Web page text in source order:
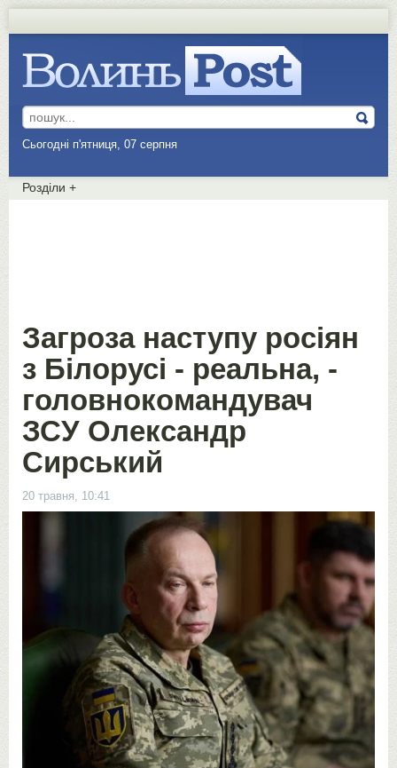
Сьогодні п'ятниця, 07 серпня
Розділи +
Загроза наступу росіян
з Білорусі - реальна, -
головнокомандувач
ЗСУ Олександр
Сирський
20 травня, 10:41